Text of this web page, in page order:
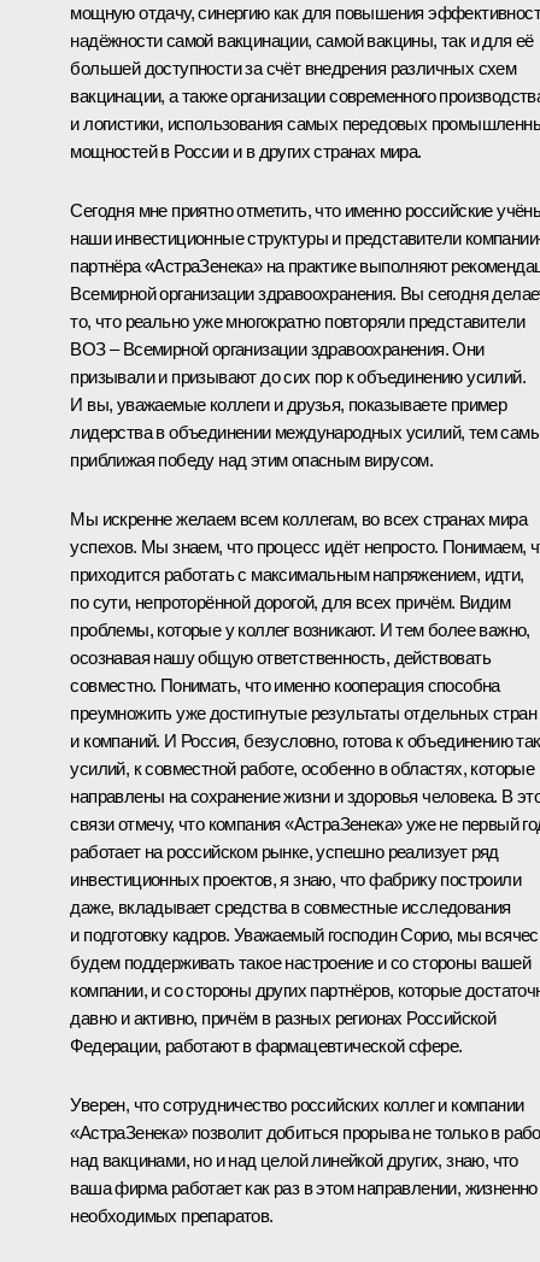
мощную отдачу, синергию как для повышения
надёжности самой вакцинации, самой вакцины, так и для её
большей доступности за счёт внедрения различных схем
вакцинации, а также организации современного
и логистики, использования самых передовых
мощностей в России и в других странах мира.
Сегодня мне приятно отметить, что именно российские
наши инвестиционные структуры и представители
партнёра «АстраЗенека» на практике выполняют
Всемирной организации здравоохранения. Вы сегодня
то, что реально уже многократно повторяли представители
ВОЗ – Всемирной организации здравоохранения. Они
призывали и призывают до сих пор к объединению усилий.
И вы, уважаемые коллеги и друзья, показываете пример
лидерства в объединении международных усилий, тем
приближая победу над этим опасным вирусом.
Мы искренне желаем всем коллегам, во всех странах мира
успехов. Мы знаем, что процесс идёт непросто. Понимаем,
приходится работать с максимальным напряжением, идти,
по сути, непроторённой дорогой, для всех причём. Видим
проблемы, которые у коллег возникают. И тем более важно,
осознавая нашу общую ответственность, действовать
совместно. Понимать, что именно кооперация способна
преумножить уже достигнутые результаты отдельных стран
и компаний. И Россия, безусловно, готова к объединению
усилий, к совместной работе, особенно в областях, которые
направлены на сохранение жизни и здоровья человека. В
связи отмечу, что компания «АстраЗенека» уже не первый
работает на российском рынке, успешно реализует ряд
инвестиционных проектов, я знаю, что фабрику построили
даже, вкладывает средства в совместные исследования
и подготовку кадров. Уважаемый господин Сорио, мы
будем поддерживать такое настроение и со стороны вашей
компании, и со стороны других партнёров, которые
давно и активно, причём в разных регионах Российской
Федерации, работают в фармацевтической сфере.
Уверен, что сотрудничество российских коллег и компании
«АстраЗенека» позволит добиться прорыва не только в
над вакцинами, но и над целой линейкой других, знаю, что
ваша фирма работает как раз в этом направлении, жизненно
необходимых препаратов.